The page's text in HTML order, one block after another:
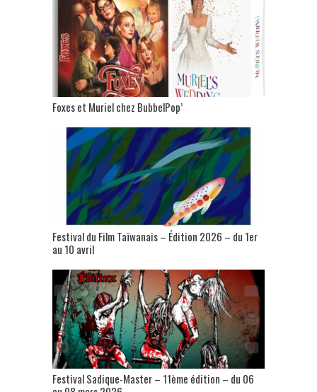
Foxes et Muriel chez BubbelPop’
Festival du Film Taïwanais – Édition 2026 – du 1er
au 10 avril
Festival Sadique-Master – 11ème édition – du 06